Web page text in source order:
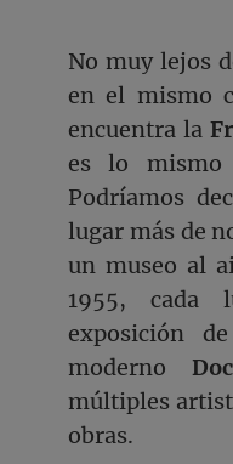
No muy lejos
en el mismo
encuentra la
es lo mismo
Podríamos
lugar más de
un museo al
1955, cada
exposición
moderno
múltiples
obras.